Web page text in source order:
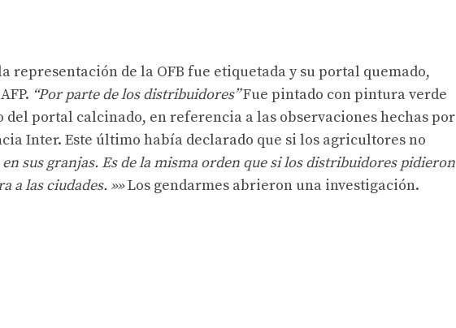
representación de la OFB fue etiquetada y su portal quemado,
“Por parte de los distribuidores”Fue pintado con pintura verde
del portal calcinado, en referencia a las observaciones hechas por
Inter. Este último había declarado que si los agricultores no
en sus granjas. Es de la misma orden que si los distribuidores pidieron
a las ciudades. »»Los gendarmes abrieron una investigación.